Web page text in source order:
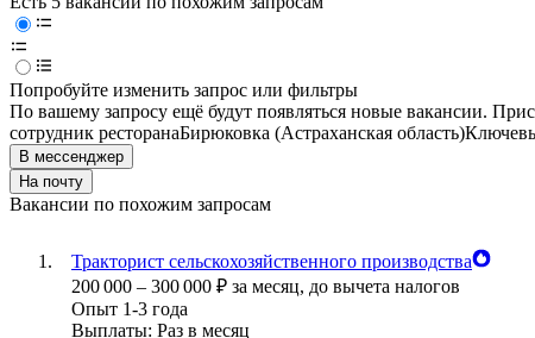
Попробуйте изменить запрос или фильтры
По вашему запросу ещё будут появляться новые вакансии.
сотрудник ресторанаБирюковка (Астраханская область)
В мессенджер
На почту
Вакансии по похожим запросам
Тракторист сельскохозяйственного производства
200 000 – 300 000 ₽ за месяц, до вычета налогов
Опыт 1-3 года
Выплаты: Раз в месяц